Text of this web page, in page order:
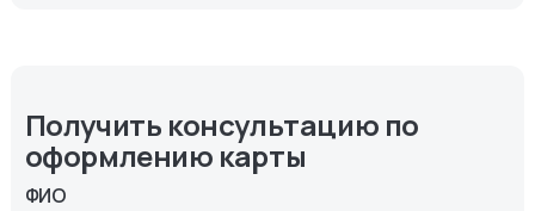
Получить консультацию по
оформлению карты
ФИО